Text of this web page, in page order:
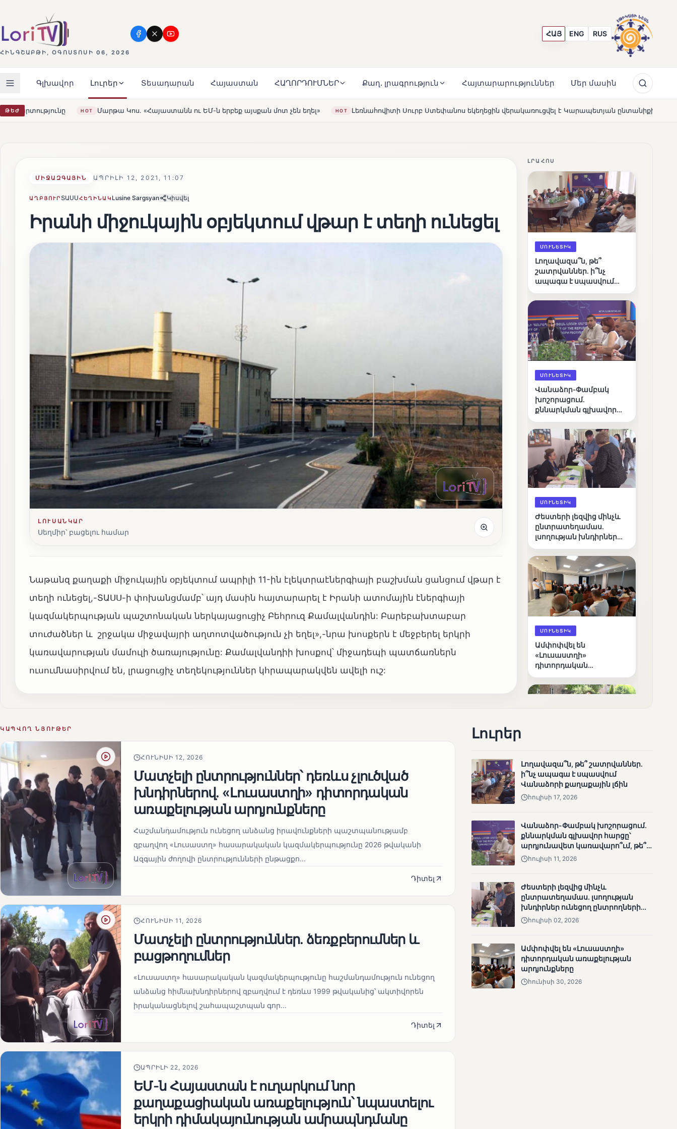
ՀԻՆԳՇԱԲԹԻ, ՕԳՈՍՏՈՍԻ 06, 2026
ՀԱՅ ENG RUS
Գլխավոր Լուրեր Տեսադարան Հայաստան ՀԱՂՈՐԴՈՒՄՆԵՐ Քաղ. լրագրություն Հայտարարություններ Մեր մասին
ԹԵԺ
HOT Մարթա Կոս. «Հայաստանն ու ԵՄ-ն երբեք այսքան մոտ չեն եղել» HOT Լեռնահովիտի Սուրբ Ստեփանոս եկեղեցին վերակառուցվել է Կարապետյան ընտանիքի մեկենասությամբ NEWS
ՄԻՋԱԶԳԱՅԻՆ ԱՊՐԻԼԻ 12, 2021, 11:07
ԱՂԲՅՈՒՐ ՏԱՍՍՀԵՂԻՆԱԿ Lusine Sargsyan Կիսվել
Իրանի միջուկային օբյեկտում վթար է տեղի ունեցել
ԼՈՒՍԱՆԿԱՐ
Սեղմիր՝ բացելու համար
Նաթանզ քաղաքի միջուկային օբյեկտում ապրիլի 11-ին էլեկտրաէներգիայի բաշխման ցանցում վթար է
տեղի ունեցել,-ՏԱՍՍ-ի փոխանցմամբ՝ այդ մասին հայտարարել է Իրանի ատոմային էներգիայի
կազմակերպության պաշտոնական ներկայացուցիչ Բեհրուզ Քամալվանդին: Բարեբախտաբար
տուժածներ և շրջակա միջավայրի աղտոտվածություն չի եղել»,-նրա խոսքերն է մեջբերել երկրի
կառավարության մամուլի ծառայությունը: Քամալվանդիի խոսքով՝ միջադեպի պատճառներն
ուսումնասիրվում են, լրացուցիչ տեղեկություններ կհրապարակվեն ավելի ուշ:
ԼՐԱՀՈՍ
ՄՈՒՆԵՏԻԿ
Լողավազա՞ն, թե՞
շատրվաններ. ի՞նչ
ապագա է սպասվում
լճին
ՄՈՒՆԵՏԻԿ
Վանաձոր-Փամբակ
խոշորացում.
քննարկման գլխավոր
կառավարո՞ւմ, թե՞
քաղաքական նպատակ
ՄՈՒՆԵՏԻԿ
Ժեստերի լեզվից մինչև
ընտրատեղամաս.
լսողության խնդիրներ
ճանապարհը
ՄՈՒՆԵՏԻԿ
Ամփոփվել են
«Լուսաստղի»
դիտորդական
արդյունքները
ՄՈՒՆԵՏԻԿ
Ոչ միայն ընտրող, այլև
որոշում կայացնող
Շարունակվում են
Փամբակ գետում
անհետացած
անչափահասների
ԿԱՊՎՈՂ ՆՅՈՒԹԵՐ
ՀՈՒՆԻՍԻ 12, 2026
Մատչելի ընտրություններ՝ դեռևս չլուծված
խնդիրներով. «Լուսաստղի» դիտորդական
առաքելության արդյունքները
Հաշմանդամություն ունեցող անձանց իրավունքների պաշտպանությամբ
զբաղվող «Լուսաստղ» հասարակական կազմակերպությունը 2026 թվականի
Ազգային ժողովի ընտրությունների ընթացքո...
Դիտել
ՀՈՒՆԻՍԻ 11, 2026
Մատչելի ընտրություններ. ձեռքբերումներ և
բացթողումներ
«Լուսաստղ» հասարակական կազմակերպությունը հաշմանդամություն ունեցող
անձանց հիմնախնդիրներով զբաղվում է դեռևս 1999 թվականից՝ ակտիվորեն
իրականացնելով շահապաշտպան գոր...
Դիտել
ԱՊՐԻԼԻ 22, 2026
ԵՄ-ն Հայաստան է ուղարկում նոր
քաղաքացիական առաքելություն՝ նպաստելու
երկրի դիմակայունության ամրապնդմանը
Լուրեր
Լողավազա՞ն, թե՞ շատրվաններ.
ի՞նչ ապագա է սպասվում
Վանաձորի քաղաքային լճին
հուլիսի 17, 2026
Վանաձոր-Փամբակ խոշորացում.
քննարկման գլխավոր հարցը՝
արդյունավետ կառավարո՞ւմ, թե՞
քաղաքական նպատակ
հուլիսի 11, 2026
Ժեստերի լեզվից մինչև
ընտրատեղամաս. լսողության
խնդիրներ ունեցող ընտրողների
ճանապարհը
հուլիսի 02, 2026
Ամփոփվել են «Լուսաստղի»
դիտորդական առաքելության
արդյունքները
հունիսի 30, 2026